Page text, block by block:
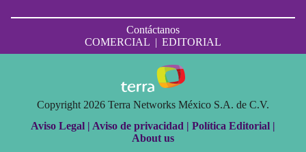
Contáctanos
COMERCIAL | EDITORIAL
Copyright 2026 Terra Networks México S.A. de C.V.
Aviso Legal | Aviso de privacidad | Política Editorial |
About us